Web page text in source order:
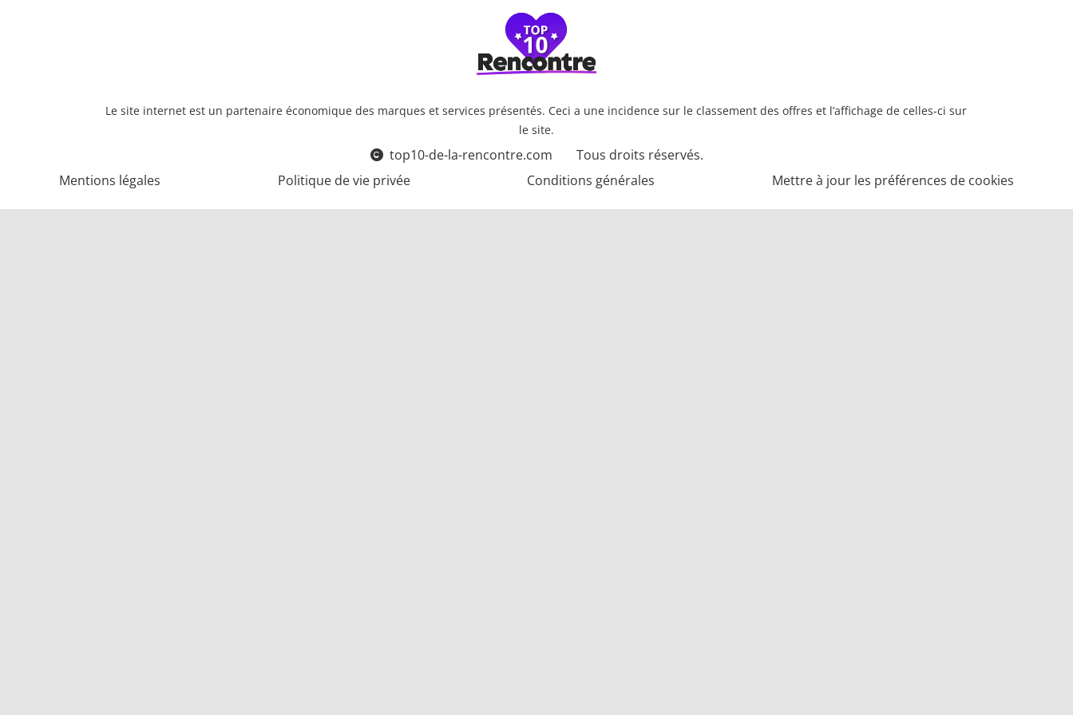
Le site internet est un partenaire économique des marques et services présentés. Ceci a une incidence sur le classement des offres et l’affichage de celles-ci sur
le site.
top10-de-la-rencontre.com
Tous droits réservés.
Mentions légales
Politique de vie privée Conditions générales Mettre à jour les préférences de cookies